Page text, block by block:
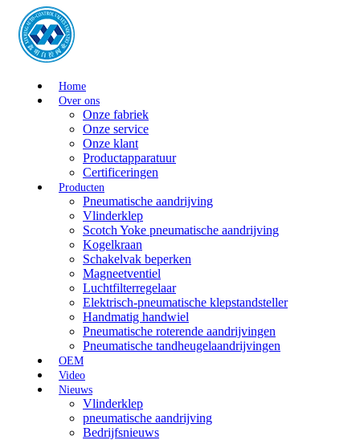
Home
Over ons
Onze fabriek
Onze service
Onze klant
Productapparatuur
Certificeringen
Producten
Pneumatische aandrijving
Vlinderklep
Scotch Yoke pneumatische aandrijving
Kogelkraan
Schakelvak beperken
Magneetventiel
Luchtfilterregelaar
Elektrisch-pneumatische klepstandsteller
Handmatig handwiel
Pneumatische roterende aandrijvingen
Pneumatische tandheugelaandrijvingen
OEM
Video
Nieuws
Vlinderklep
pneumatische aandrijving
Bedrijfsnieuws